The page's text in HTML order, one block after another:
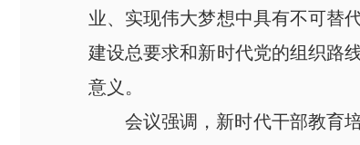
业、实现伟大梦想中具有不可替
建设总要求和新时代党的组织路
意义。
会议强调，新时代干部教育